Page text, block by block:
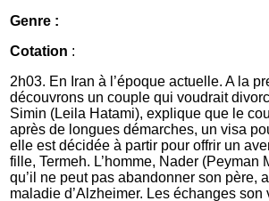
Genre :
Cotation :
2h03. En Iran à l’époque actuelle. A la
découvrons un couple qui voudrait
Simin (Leila Hatami), explique que le
après de longues démarches, un visa
elle est décidée à partir pour offrir un
fille, Termeh. L’homme, Nader (Peyman
qu’il ne peut pas abandonner son père,
maladie d’Alzheimer. Les échanges son